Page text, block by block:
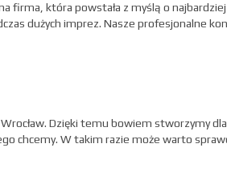
firma, która powstała z myślą o
dużych imprez. Nasze profesjonalne
Dzięki temu bowiem stworzymy
chcemy. W takim razie może warto